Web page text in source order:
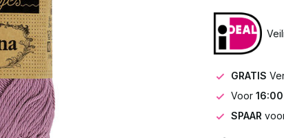
GRATIS
Voor 16:00
SPAAR